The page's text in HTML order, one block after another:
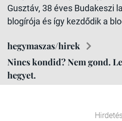
Gusztáv, 38 éves Budakeszi
blogírója és így kezdődik a
hegymaszas/hirek
Nincs kondid? Nem gond.
hegyet.
Hirdetés